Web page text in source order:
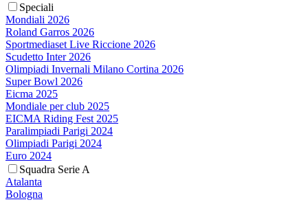
Speciali
Mondiali 2026
Roland Garros 2026
Sportmediaset Live Riccione 2026
Scudetto Inter 2026
Olimpiadi Invernali Milano Cortina 2026
Super Bowl 2026
Eicma 2025
Mondiale per club 2025
EICMA Riding Fest 2025
Paralimpiadi Parigi 2024
Olimpiadi Parigi 2024
Euro 2024
Squadra Serie A
Atalanta
Bologna